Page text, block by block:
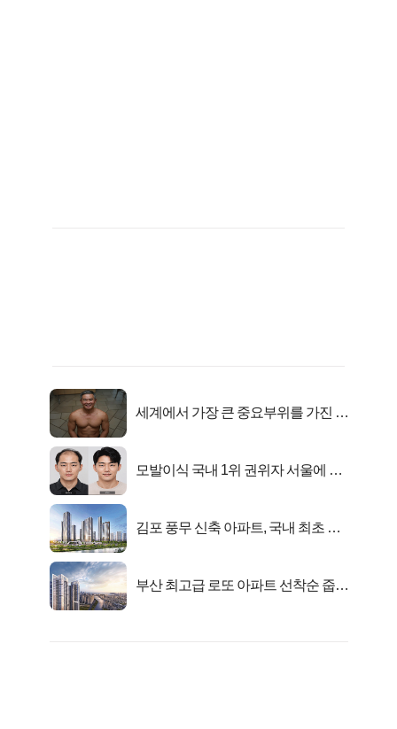
세계에서 가장 큰 중요부위를 가진 남
모발이식 국내 1위 권위자 서울에 있
김포 풍무 신축 아파트, 국내 최초 반
부산 최고급 로또 아파트 선착순 줍줍